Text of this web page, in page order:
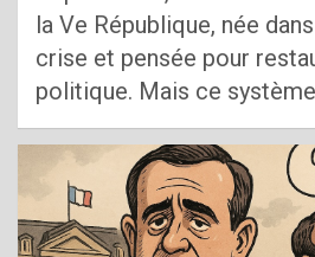
la Ve République, née
crise et pensée pour
politique. Mais ce